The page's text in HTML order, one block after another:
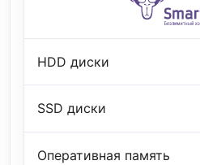
HDD диски
SSD диски
Оперативная память